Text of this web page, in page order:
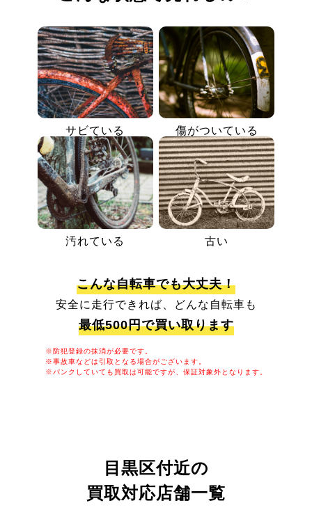
サビている 傷がついている
汚れている 古い
こんな自転車でも大丈夫！
安全に走行できれば、どんな自転車も
最低500円で買い取ります
※防犯登録の抹消が必要です。
※事故車などは引取となる場合がございます。
※パンクしていても買取は可能ですが、保証対象外となります。
目黒区付近の
買取対応店舗一覧